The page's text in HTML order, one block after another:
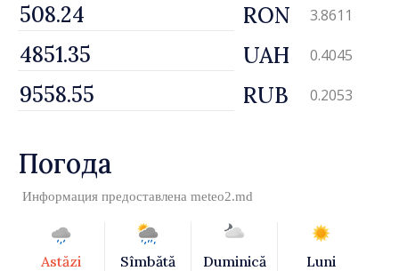
RON 3.8611
UAH 0.4045
RUB 0.2053
Погода
Информация предоставлена meteo2.md
Astăzi Sîmbătă Duminică Luni